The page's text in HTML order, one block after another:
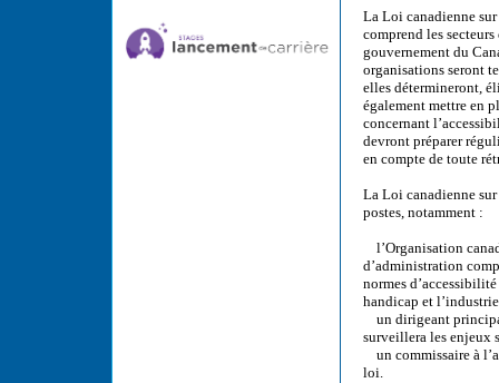
La Loi canadienne
comprend les
gouvernement du
organisations seront
elles détermineront,
également mettre en
concernant
devront préparer
en compte de toute
La Loi canadienne
postes, notamment :
l’Organisation
d’administration
normes
handicap et
un dirigeant
surveillera les enjeux
un commissaire à
loi.